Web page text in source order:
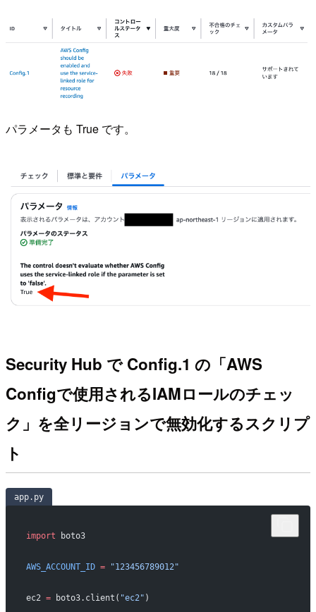
パラメータも True です。
Security Hub で Config.1 の「AWS
Configで使用されるIAMロールのチェッ
ク」を全リージョンで無効化するスクリプ
ト
app.py
import boto3
AWS_ACCOUNT_ID = "123456789012"
ec2 = boto3.client( "ec2" )